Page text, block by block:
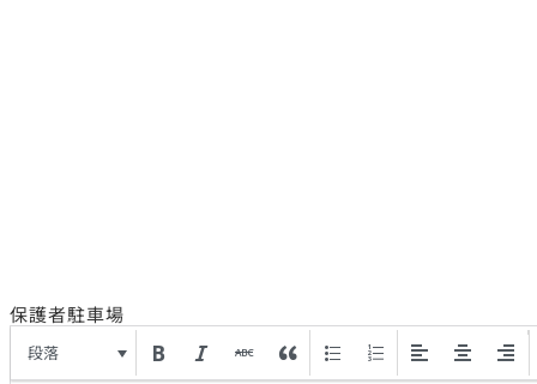
保護者駐車場
段落